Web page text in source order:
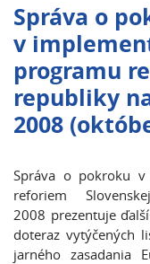
Správa o
v
programu
republiky
2008
Správa o pokroku v
reforiem
2008 prezentuje
doteraz vytýčených
jarného zasadania